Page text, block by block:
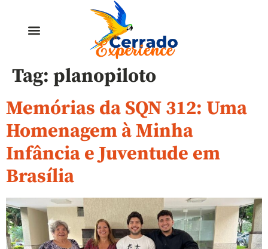
Tag: planopiloto
Memórias da SQN 312: Uma
Homenagem à Minha
Infância e Juventude em
Brasília